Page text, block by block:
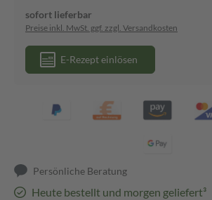
sofort lieferbar
Preise inkl. MwSt. ggf. zzgl. Versandkosten
E-Rezept einlösen
Persönliche Beratung
Heute bestellt und morgen geliefert³